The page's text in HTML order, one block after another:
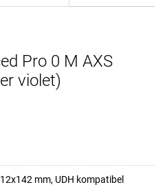
Pro 0 M AXS
violet)
mm, UDH kompatibel